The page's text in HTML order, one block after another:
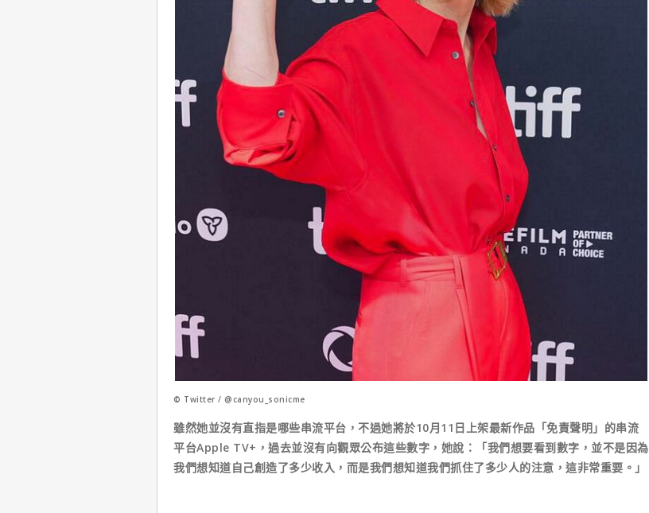
© Twitter / @canyou_sonicme
雖然她並沒有直指是哪些串流平台，不過她將於10月11日上架最新作品「免責聲明」的串流
平台Apple TV+，過去並沒有向觀眾公布這些數字，她說：「我們想要看到數字，並不是因為
我們想知道自己創造了多少收入，而是我們想知道我們抓住了多少人的注意，這非常重要。」